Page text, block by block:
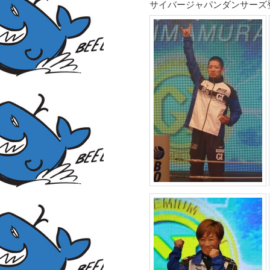
サイバージャパンダンサーズ